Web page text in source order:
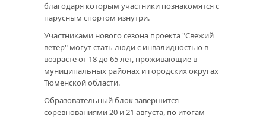
благодаря которым участники познакомятся с
парусным спортом изнутри.
Участниками нового сезона проекта "Свежий
ветер" могут стать люди с инвалидностью в
возрасте от 18 до 65 лет, проживающие в
муниципальных районах и городских округах
Тюменской области.
Образовательный блок завершится
соревнованиями 20 и 21 августа, по итогам